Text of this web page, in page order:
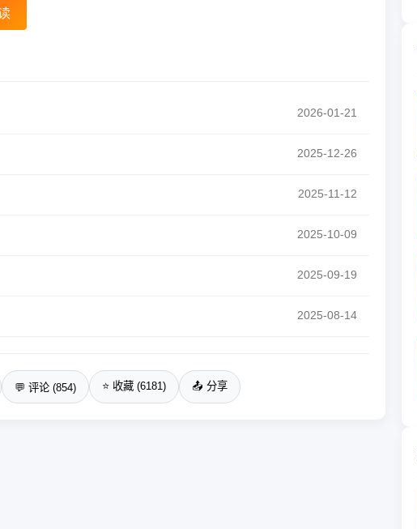
2026-01-21
2025-12-26
2025-11-12
2025-10-09
2025-09-19
2025-08-14
💬 评论 (854) ⭐ 收藏 (6181) 📤 分享